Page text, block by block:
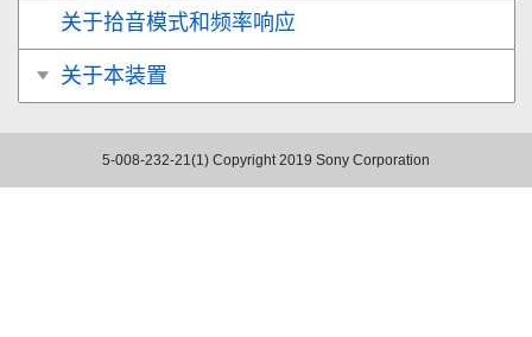
关于拾音模式和频率响应
关于本装置
5-008-232-21(1) Copyright 2019 Sony Corporation